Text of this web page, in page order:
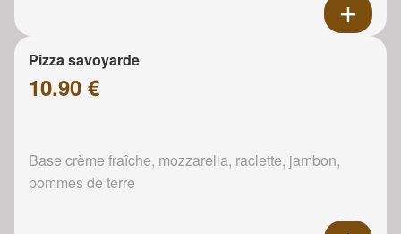
Pizza savoyarde
10.90 €
Base crème fraîche, mozzarella, raclette, jambon,
pommes de terre